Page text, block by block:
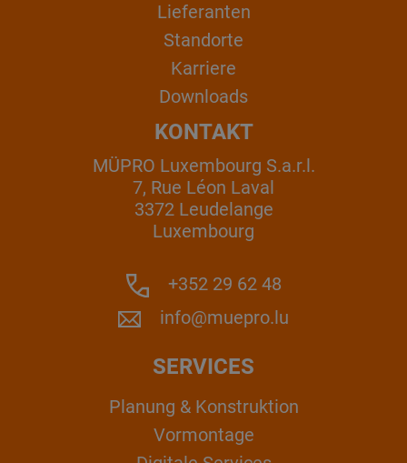
Lieferanten
Standorte
Karriere
Downloads
KONTAKT
MÜPRO Luxembourg S.a.r.l.
7, Rue Léon Laval
3372 Leudelange
Luxembourg
+352 29 62 48
info@muepro.lu
SERVICES
Planung & Konstruktion
Vormontage